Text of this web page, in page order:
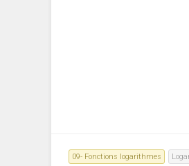
09- Fonctions logarithmes